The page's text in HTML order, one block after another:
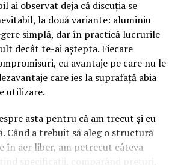
ai observat deja că discuția se
la două variante: aluminiu
simplă, dar în practică lucrurile
decât te-ai aștepta. Fiecare
cu avantaje pe care nu le
care ies la suprafață abia
utilizare.
asta pentru că am trecut și eu
Când a trebuit să aleg o structură
în aer liber, am petrecut câteva
specificații, comparând prețuri,